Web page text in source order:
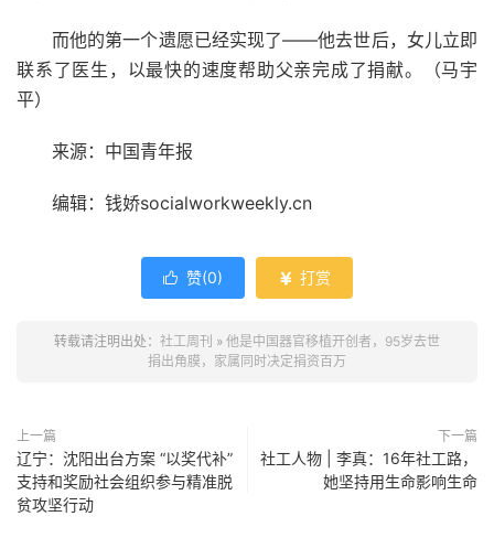
而他的第一个遗愿已经实现了——他去世后，女儿立即
联系了医生，以最快的速度帮助父亲完成了捐献。（马宇
平）
来源：中国青年报
编辑：钱娇socialworkweekly.cn
 赞(0)  打赏
转载请注明出处： 社工周刊 » 他是中国器官移植开创者，95岁去世
捐出角膜，家属同时决定捐资百万
上一篇
辽宁：沈阳出台方案 “以奖代补”
支持和奖励社会组织参与精准脱
贫攻坚行动
下一篇
社工人物 | 李真：16年社工路，
她坚持用生命影响生命